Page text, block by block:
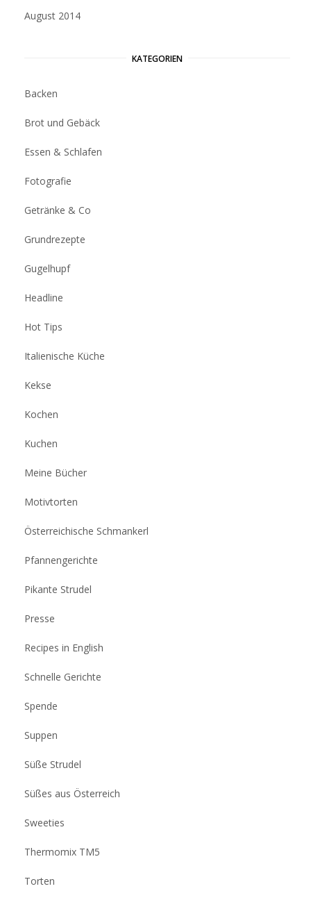
August 2014
KATEGORIEN
Backen
Brot und Gebäck
Essen & Schlafen
Fotografie
Getränke & Co
Grundrezepte
Gugelhupf
Headline
Hot Tips
Italienische Küche
Kekse
Kochen
Kuchen
Meine Bücher
Motivtorten
Österreichische Schmankerl
Pfannengerichte
Pikante Strudel
Presse
Recipes in English
Schnelle Gerichte
Spende
Suppen
Süße Strudel
Süßes aus Österreich
Sweeties
Thermomix TM5
Torten